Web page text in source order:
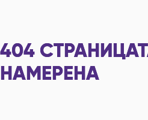
404
НАМЕРЕНА